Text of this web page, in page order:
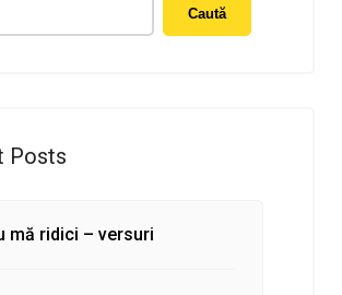
Caută
Posts
mă ridici – versuri